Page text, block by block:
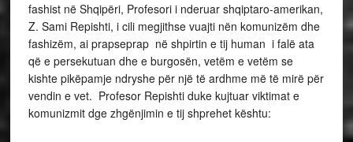
fashist në Shqipëri, Profesori i nderuar shqiptaro-amerikan,
Z. Sami Repishti, i cili megjithse vuajti nën komunizëm dhe
fashizëm, ai prapseprap në shpirtin e tij human i falë ata
që e persekutuan dhe e burgosën, vetëm e vetëm se
kishte pikëpamje ndryshe për një të ardhme më të mirë për
vendin e vet. Profesor Repishti duke kujtuar viktimat e
komunizmit dge zhgënjimin e tij shprehet kështu: